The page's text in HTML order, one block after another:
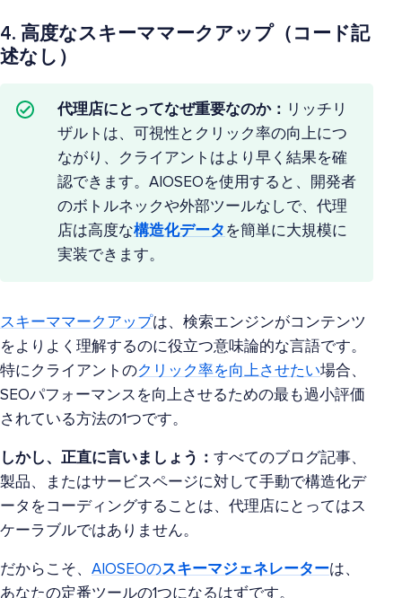
4. 高度なスキーママークアップ（コード記
述なし）
代理店にとってなぜ重要なのか： リッチリ
ザルトは、可視性とクリック率の向上につ
ながり、クライアントはより早く結果を確
認できます。AIOSEOを使用すると、開発者
のボトルネックや外部ツールなしで、代理
店は高度な構造化データ を簡単に大規模に
実装できます。
スキーママークアップは、検索エンジンがコンテンツ
をよりよく理解するのに役立つ意味論的な言語です。
特にクライアントのクリック率を向上させたい場合、
SEOパフォーマンスを向上させるための最も過小評価
されている方法の1つです。
しかし、正直に言いましょう： すべてのブログ記事、
製品、またはサービスページに対して手動で構造化デ
ータをコーディングすることは、代理店にとってはス
ケーラブルではありません。
だからこそ、 AIOSEOのスキーマジェネレーターは、
あなたの定番ツールの1つになるはずです。